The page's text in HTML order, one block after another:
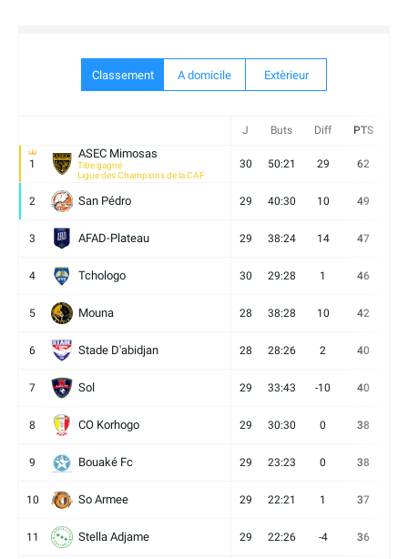
Classement A domicile Extèrieur
J Buts Diff PTS
1
ASEC Mimosas
Titre gagné
Ligue des Champions de la CAF
30 50:21 29 62
2 San Pédro 29 40:30 10 49
3 AFAD-Plateau 29 38:24 14 47
4 Tchologo 30 29:28 1 46
5 Mouna 28 38:28 10 42
6 Stade D'abidjan 28 28:26 2 40
7 Sol 29 33:43 -10 40
8 CO Korhogo 29 30:30 0 38
9 Bouaké Fc 29 23:23 0 38
10 So Armee 29 22:21 1 37
11 Stella Adjame 29 22:26 -4 36